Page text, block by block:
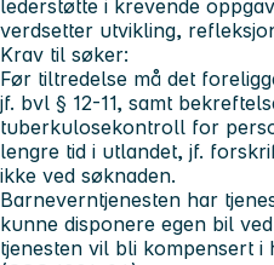
lederstøtte i krevende
verdsetter utvikling,
Krav til søker:
Før tiltredelse må det
jf. bvl § 12-11, samt
tuberkulosekontroll for
lengre tid i utlandet, jf.
ikke ved søknaden.
Barneverntjenesten har
kunne disponere egen bil
tjenesten vil bli kompensert